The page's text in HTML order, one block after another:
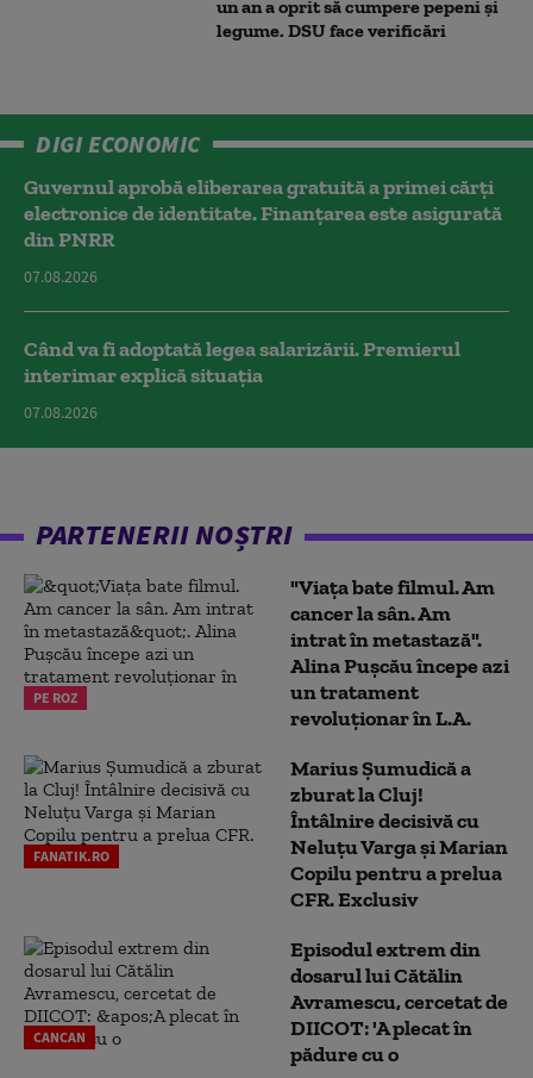
un an a oprit să cumpere pepeni și
legume. DSU face verificări
DIGI ECONOMIC
Guvernul aprobă eliberarea gratuită a primei cărţi
electronice de identitate. Finanțarea este asigurată
din PNRR
07.08.2026
Când va fi adoptată legea salarizării. Premierul
interimar explică situația
07.08.2026
PARTENERII NOȘTRI
PE ROZ
"Viața bate filmul. Am
cancer la sân. Am
intrat în metastază".
Alina Pușcău începe azi
un tratament
revoluționar în L.A.
FANATIK.RO
Marius Şumudică a
zburat la Cluj!
Întâlnire decisivă cu
Neluţu Varga şi Marian
Copilu pentru a prelua
CFR. Exclusiv
CANCAN
Episodul extrem din
dosarul lui Cătălin
Avramescu, cercetat de
DIICOT: 'A plecat în
pădure cu o